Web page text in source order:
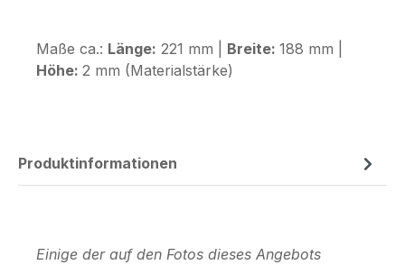
Maße ca.: Länge: 221 mm | Breite: 188 mm |
Höhe: 2 mm (Materialstärke)
Produktinformationen
Einige der auf den Fotos dieses Angebots